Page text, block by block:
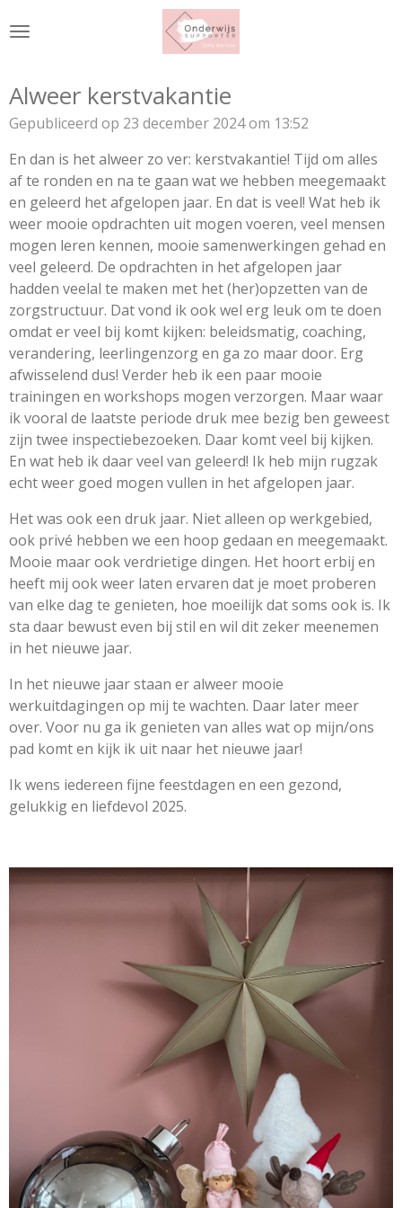
direct
hoofdinhoud
Alweer kerstvakantie
Gepubliceerd op 23 december 2024 om 13:52
En dan is het alweer zo ver: kerstvakantie! Tijd om alles
af te ronden en na te gaan wat we hebben meegemaakt
en geleerd het afgelopen jaar. En dat is veel! Wat heb ik
weer mooie opdrachten uit mogen voeren, veel mensen
mogen leren kennen, mooie samenwerkingen gehad en
veel geleerd. De opdrachten in het afgelopen jaar
hadden veelal te maken met het (her)opzetten van de
zorgstructuur. Dat vond ik ook wel erg leuk om te doen
omdat er veel bij komt kijken: beleidsmatig, coaching,
verandering, leerlingenzorg en ga zo maar door. Erg
afwisselend dus! Verder heb ik een paar mooie
trainingen en workshops mogen verzorgen. Maar waar
ik vooral de laatste periode druk mee bezig ben geweest
zijn twee inspectiebezoeken. Daar komt veel bij kijken.
En wat heb ik daar veel van geleerd! Ik heb mijn rugzak
echt weer goed mogen vullen in het afgelopen jaar.
Het was ook een druk jaar. Niet alleen op werkgebied,
ook privé hebben we een hoop gedaan en meegemaakt.
Mooie maar ook verdrietige dingen. Het hoort erbij en
heeft mij ook weer laten ervaren dat je moet proberen
van elke dag te genieten, hoe moeilijk dat soms ook is. Ik
sta daar bewust even bij stil en wil dit zeker meenemen
in het nieuwe jaar.
In het nieuwe jaar staan er alweer mooie
werkuitdagingen op mij te wachten. Daar later meer
over. Voor nu ga ik genieten van alles wat op mijn/ons
pad komt en kijk ik uit naar het nieuwe jaar!
Ik wens iedereen fijne feestdagen en een gezond,
gelukkig en liefdevol 2025.